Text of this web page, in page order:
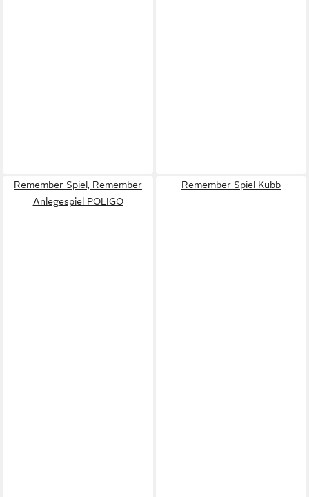
Remember Spiel, Remember
Anlegespiel POLIGO
Remember Spiel Kubb